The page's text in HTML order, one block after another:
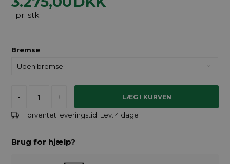
pr. stk
Bremse
- +
Forventet leveringstid: Lev. 4 dage
Brug for hjælp?